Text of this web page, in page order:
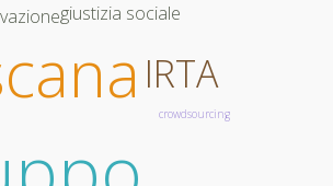
IRTA
giustizia sociale
crowdsourcing